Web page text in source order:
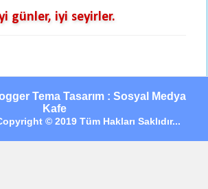
günler, iyi seyirler.
Tema Tasarım : Sosyal Medya
Kafe
© 2019 Tüm Hakları Saklıdır...